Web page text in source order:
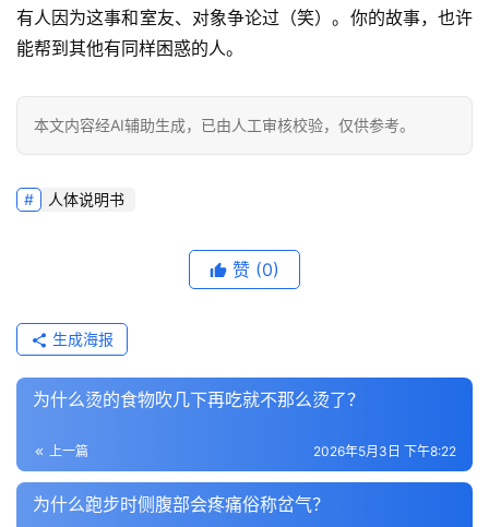
有人因为这事和室友、对象争论过（笑）。你的故事，也许
能帮到其他有同样困惑的人。
本文内容经AI辅助生成，已由人工审核校验，仅供参考。
人体说明书
赞 (0)
生成海报
为什么烫的食物吹几下再吃就不那么烫了？
上一篇 2026年5月3日 下午8:22
为什么跑步时侧腹部会疼痛俗称岔气？